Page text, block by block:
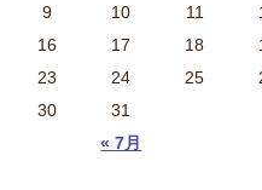
« 7月
9
10 11
16
17 18
23
24 25
30
31